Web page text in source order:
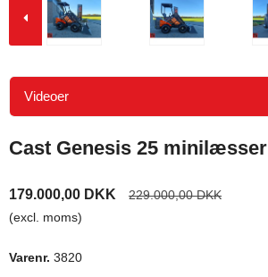
Videoer
Cast Genesis 25 minilæsser
179.000,00 DKK
229.000,00 DKK
(excl. moms)
Varenr. 3820